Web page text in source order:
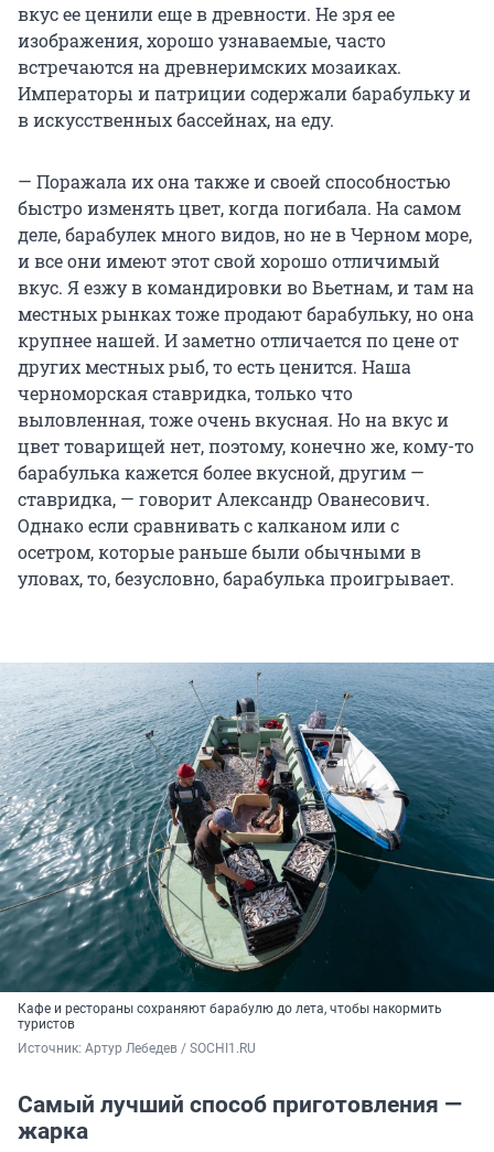
вкус ее ценили еще в древности. Не зря ее
изображения, хорошо узнаваемые, часто
встречаются на древнеримских мозаиках.
Императоры и патриции содержали барабульку и
в искусственных бассейнах, на еду.
— Поражала их она также и своей способностью
быстро изменять цвет, когда погибала. На самом
деле, барабулек много видов, но не в Черном море,
и все они имеют этот свой хорошо отличимый
вкус. Я езжу в командировки во Вьетнам, и там на
местных рынках тоже продают барабульку, но она
крупнее нашей. И заметно отличается по цене от
других местных рыб, то есть ценится. Наша
черноморская ставридка, только что
выловленная, тоже очень вкусная. Но на вкус и
цвет товарищей нет, поэтому, конечно же, кому-то
барабулька кажется более вкусной, другим —
ставридка, — говорит Александр Ованесович.
Однако если сравнивать с калканом или с
осетром, которые раньше были обычными в
уловах, то, безусловно, барабулька проигрывает.
Кафе и рестораны сохраняют барабулю до лета, чтобы накормить
туристов
Источник: Артур Лебедев / SOCHI1.RU
Самый лучший способ приготовления —
жарка